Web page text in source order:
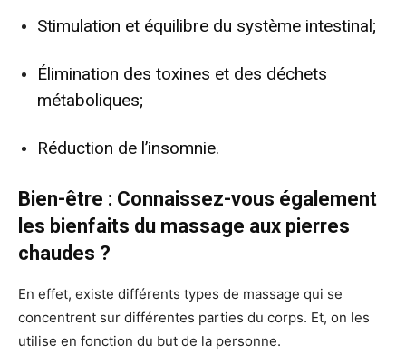
Stimulation et équilibre du système intestinal;
Élimination des toxines et des déchets
métaboliques;
Réduction de l’insomnie.
Bien-être : Connaissez-vous également
les bienfaits du massage aux pierres
chaudes ?
En effet, existe différents types de massage qui se
concentrent sur différentes parties du corps. Et, on les
utilise en fonction du but de la personne.